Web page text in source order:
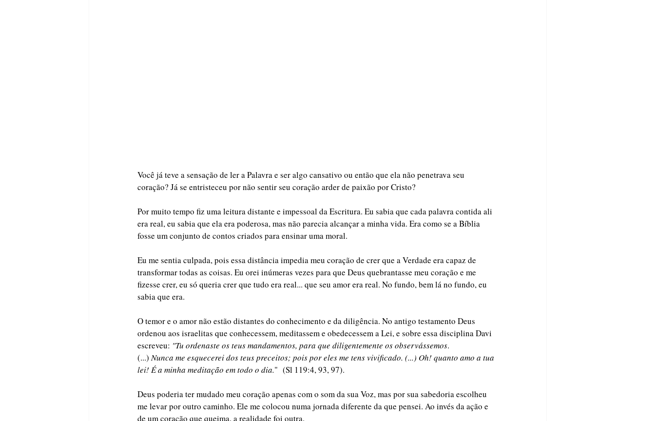
Você já teve a sensação de ler a Palavra e ser algo cansativo ou então que ela não penetrava seu
coração? Já se entristeceu por não sentir seu coração arder de paixão por Cristo?
Por muito tempo fiz uma leitura distante e impessoal da Escritura. Eu sabia que cada palavra contida ali
era real, eu sabia que ela era poderosa, mas não parecia alcançar a minha vida. Era como se a Bíblia
fosse um conjunto de contos criados para ensinar uma moral.
Eu me sentia culpada, pois essa distância impedia meu coração de crer que a Verdade era capaz de
transformar todas as coisas. Eu orei inúmeras vezes para que Deus quebrantasse meu coração e me
fizesse crer, eu só queria crer que tudo era real... que seu amor era real. No fundo, bem lá no fundo, eu
sabia que era.
O temor e o amor não estão distantes do conhecimento e da diligência. No antigo testamento Deus
ordenou aos israelitas que conhecessem, meditassem e obedecessem a Lei, e sobre essa disciplina Davi
escreveu: "Tu ordenaste os teus mandamentos, para que diligentemente os observássemos.
(...) Nunca me esquecerei dos teus preceitos; pois por eles me tens vivificado. (...) Oh! quanto amo a tua
lei! É a minha meditação em todo o dia."  (Sl 119:4, 93, 97).
Deus poderia ter mudado meu coração apenas com o som da sua Voz, mas por sua sabedoria escolheu
me levar por outro caminho. Ele me colocou numa jornada diferente da que pensei. Ao invés da ação e
de um coração que queima, a realidade foi outra.